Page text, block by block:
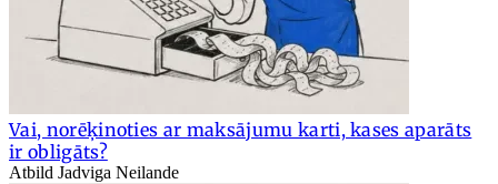
Vai, norēķinoties ar maksājumu karti, kases aparāts
ir obligāts?
Atbild Jadviga Neilande